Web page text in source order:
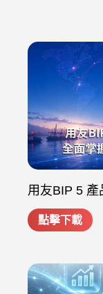
用友BIP 5 產
點擊下載